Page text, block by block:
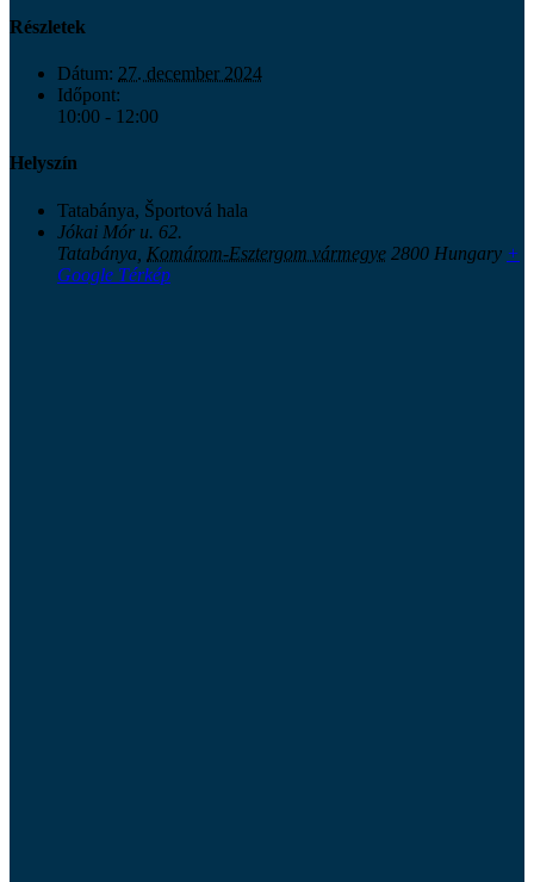
Részletek
Dátum: 27. december 2024
Időpont:
10:00 - 12:00
Helyszín
Tatabánya, Športová hala
Jókai Mór u. 62.
Tatabánya Komárom-Esztergom vármegye 2800 Hungary +
Google Térkép